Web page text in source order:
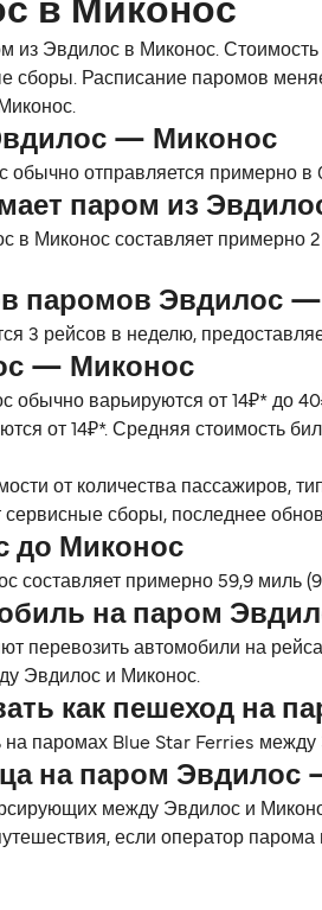
в Миконос
из Эвдилос в Миконос.
Расписание паромов
— Миконос
отправляется примерно
паром из
Миконос составляет примерно
паромов Эвдилос
3 рейсов в неделю,
— Миконос
обычно варьируются от 14₽* до
от 14₽*. Средняя стоимость
от количества пассажиров,
сборы, последнее
до Миконос
составляет примерно 59,9 миль
на паром
перевозить автомобили на
Эвдилос и Миконос.
как пешеход на
паромах Blue Star Ferries
на паром Эвдилос
между Эвдилос и
если оператор